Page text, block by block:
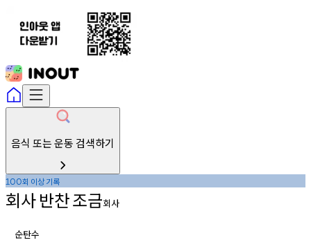
음식 또는 운동 검색하기
100회 이상기록
회사반찬조금회사
순탄수